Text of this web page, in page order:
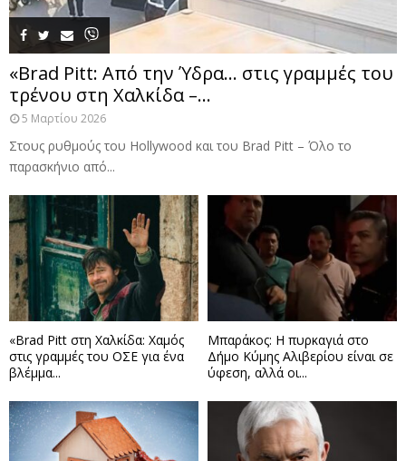
«Brad Pitt: Από την Ύδρα… στις γραμμές του
τρένου στη Χαλκίδα –...
5 Μαρτίου 2026
Στους ρυθμούς του Hollywood και του Brad Pitt – Όλο το
παρασκήνιο από...
«Brad Pitt στη Χαλκίδα: Χαμός
στις γραμμές του ΟΣΕ για ένα
βλέμμα...
Μπαράκος: Η πυρκαγιά στο
Δήμο Κύμης Αλιβερίου είναι σε
ύφεση, αλλά οι...